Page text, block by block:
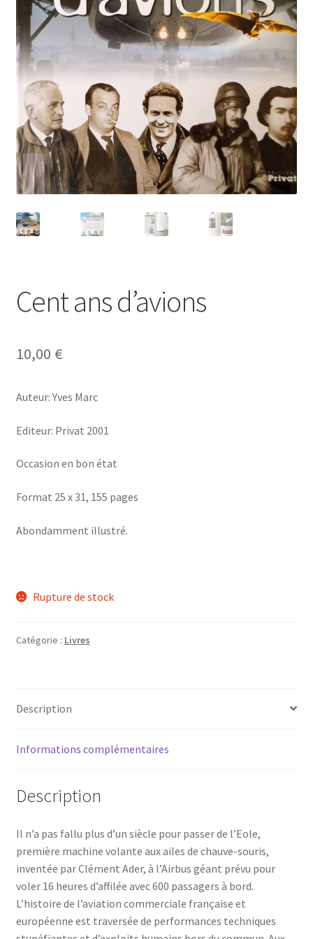
Politique de confidentialité
Validation de la commande
Cent ans d’avions
10,00 €
Auteur: Yves Marc
Editeur: Privat 2001
Occasion en bon état
Format 25 x 31, 155 pages
Abondamment illustré.
Rupture de stock
Catégorie : Livres
Description
Informations complémentaires
Description
Il n’a pas fallu plus d’un siècle pour passer de l’Eole,
première machine volante aux ailes de chauve-souris,
inventée par Clément Ader, à l’Airbus géant prévu pour
voler 16 heures d’affilée avec 600 passagers à bord.
L’histoire de l’aviation commerciale française et
européenne est traversée de performances techniques